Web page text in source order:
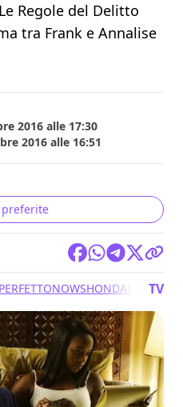
Regole del Delitto
tra Frank e Annalise
2016 alle 17:30
2016 alle 16:51
preferite
NOWSHONDALANDTV